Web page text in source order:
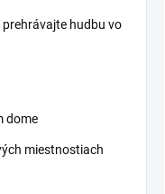
hudbu vo
dome
miestnostiach